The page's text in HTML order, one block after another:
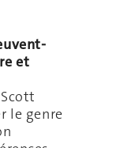
et
le genre